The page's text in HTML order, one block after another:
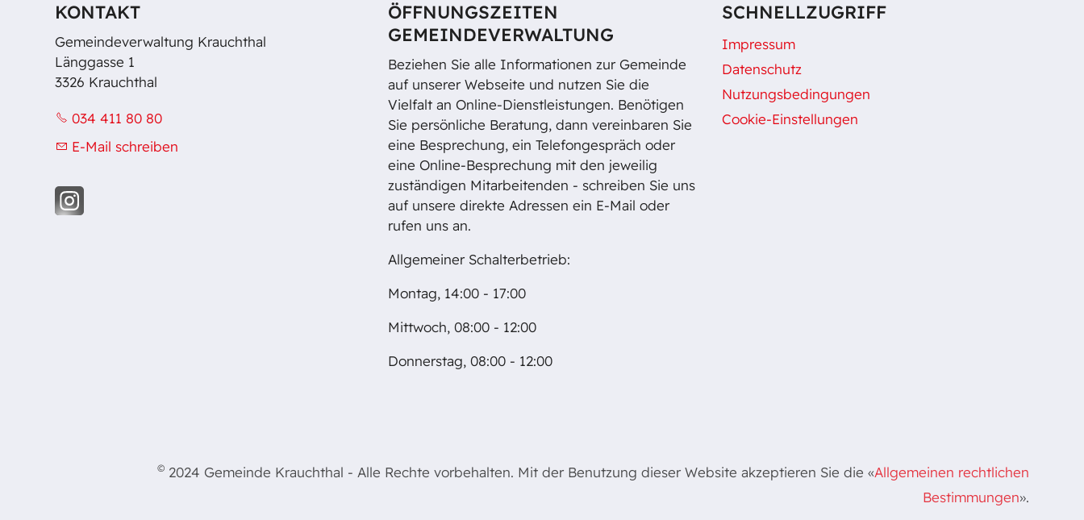
KONTAKT
Gemeindeverwaltung Krauchthal
Länggasse 1
3326 Krauchthal
034 411 80 80
E-Mail schreiben
ÖFFNUNGSZEITEN
GEMEINDEVERWALTUNG
Beziehen Sie alle Informationen zur Gemeinde
auf unserer Webseite und nutzen Sie die
Vielfalt an Online-Dienstleistungen. Benötigen
Sie persönliche Beratung, dann vereinbaren Sie
eine Besprechung, ein Telefongespräch oder
eine Online-Besprechung mit den jeweilig
zuständigen Mitarbeitenden - schreiben Sie uns
auf unsere direkte Adressen ein E-Mail oder
rufen uns an.
Allgemeiner Schalterbetrieb:
Montag, 14:00 - 17:00
Mittwoch, 08:00 - 12:00
Donnerstag, 08:00 - 12:00
SCHNELLZUGRIFF
Impressum
Datenschutz
Nutzungsbedingungen
Cookie-Einstellungen
© 2024 Gemeinde Krauchthal - Alle Rechte vorbehalten. Mit der Benutzung dieser Website akzeptieren Sie die «Allgemeinen rechtlichen
Bestimmungen».